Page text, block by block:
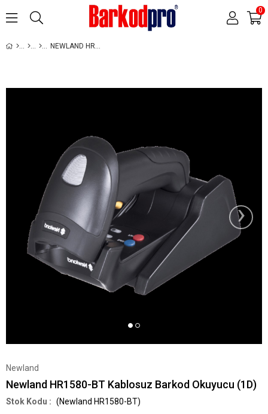
0
NEWLAND HR1580-BT KABLOSUZ BARKOD OKUYUCU (1D)
›
Newland
Newland HR1580-BT Kablosuz Barkod Okuyucu (1D)
(Newland HR1580-BT)